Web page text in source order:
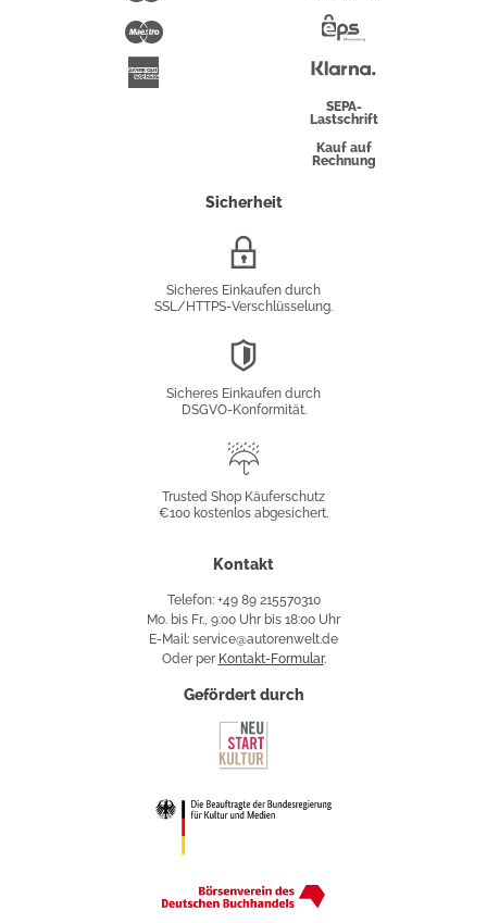
Maestro
Überweisung
SEPA-
Lastschrift
Kauf auf
Rechnung
Sicherheit
Sicheres Einkaufen durch
SSL/HTTPS-Verschlüsselung.
Sicheres Einkaufen durch
DSGVO-Konformität.
Käuferschutz
Trusted Shop Käuferschutz
€100 kostenlos abgesichert.
Kontakt
Telefon: +49 89 215570310
Mo. bis Fr., 9:00 Uhr bis 18:00 Uhr
E-Mail: service@autorenwelt.de
Oder per Kontakt-Formular.
Gefördert durch